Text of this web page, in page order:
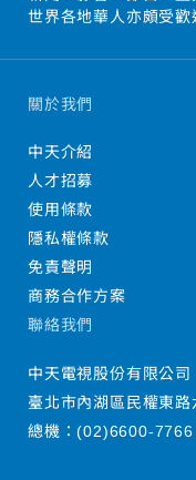
世界各地華人亦頗受
關於我們
中天介紹
人才招募
使用條款
隱私權條款
免責聲明
商務合作方案
聯絡我們
中天電視股份有限公司
臺北市內湖區民權東
總機：(02)6600-7766